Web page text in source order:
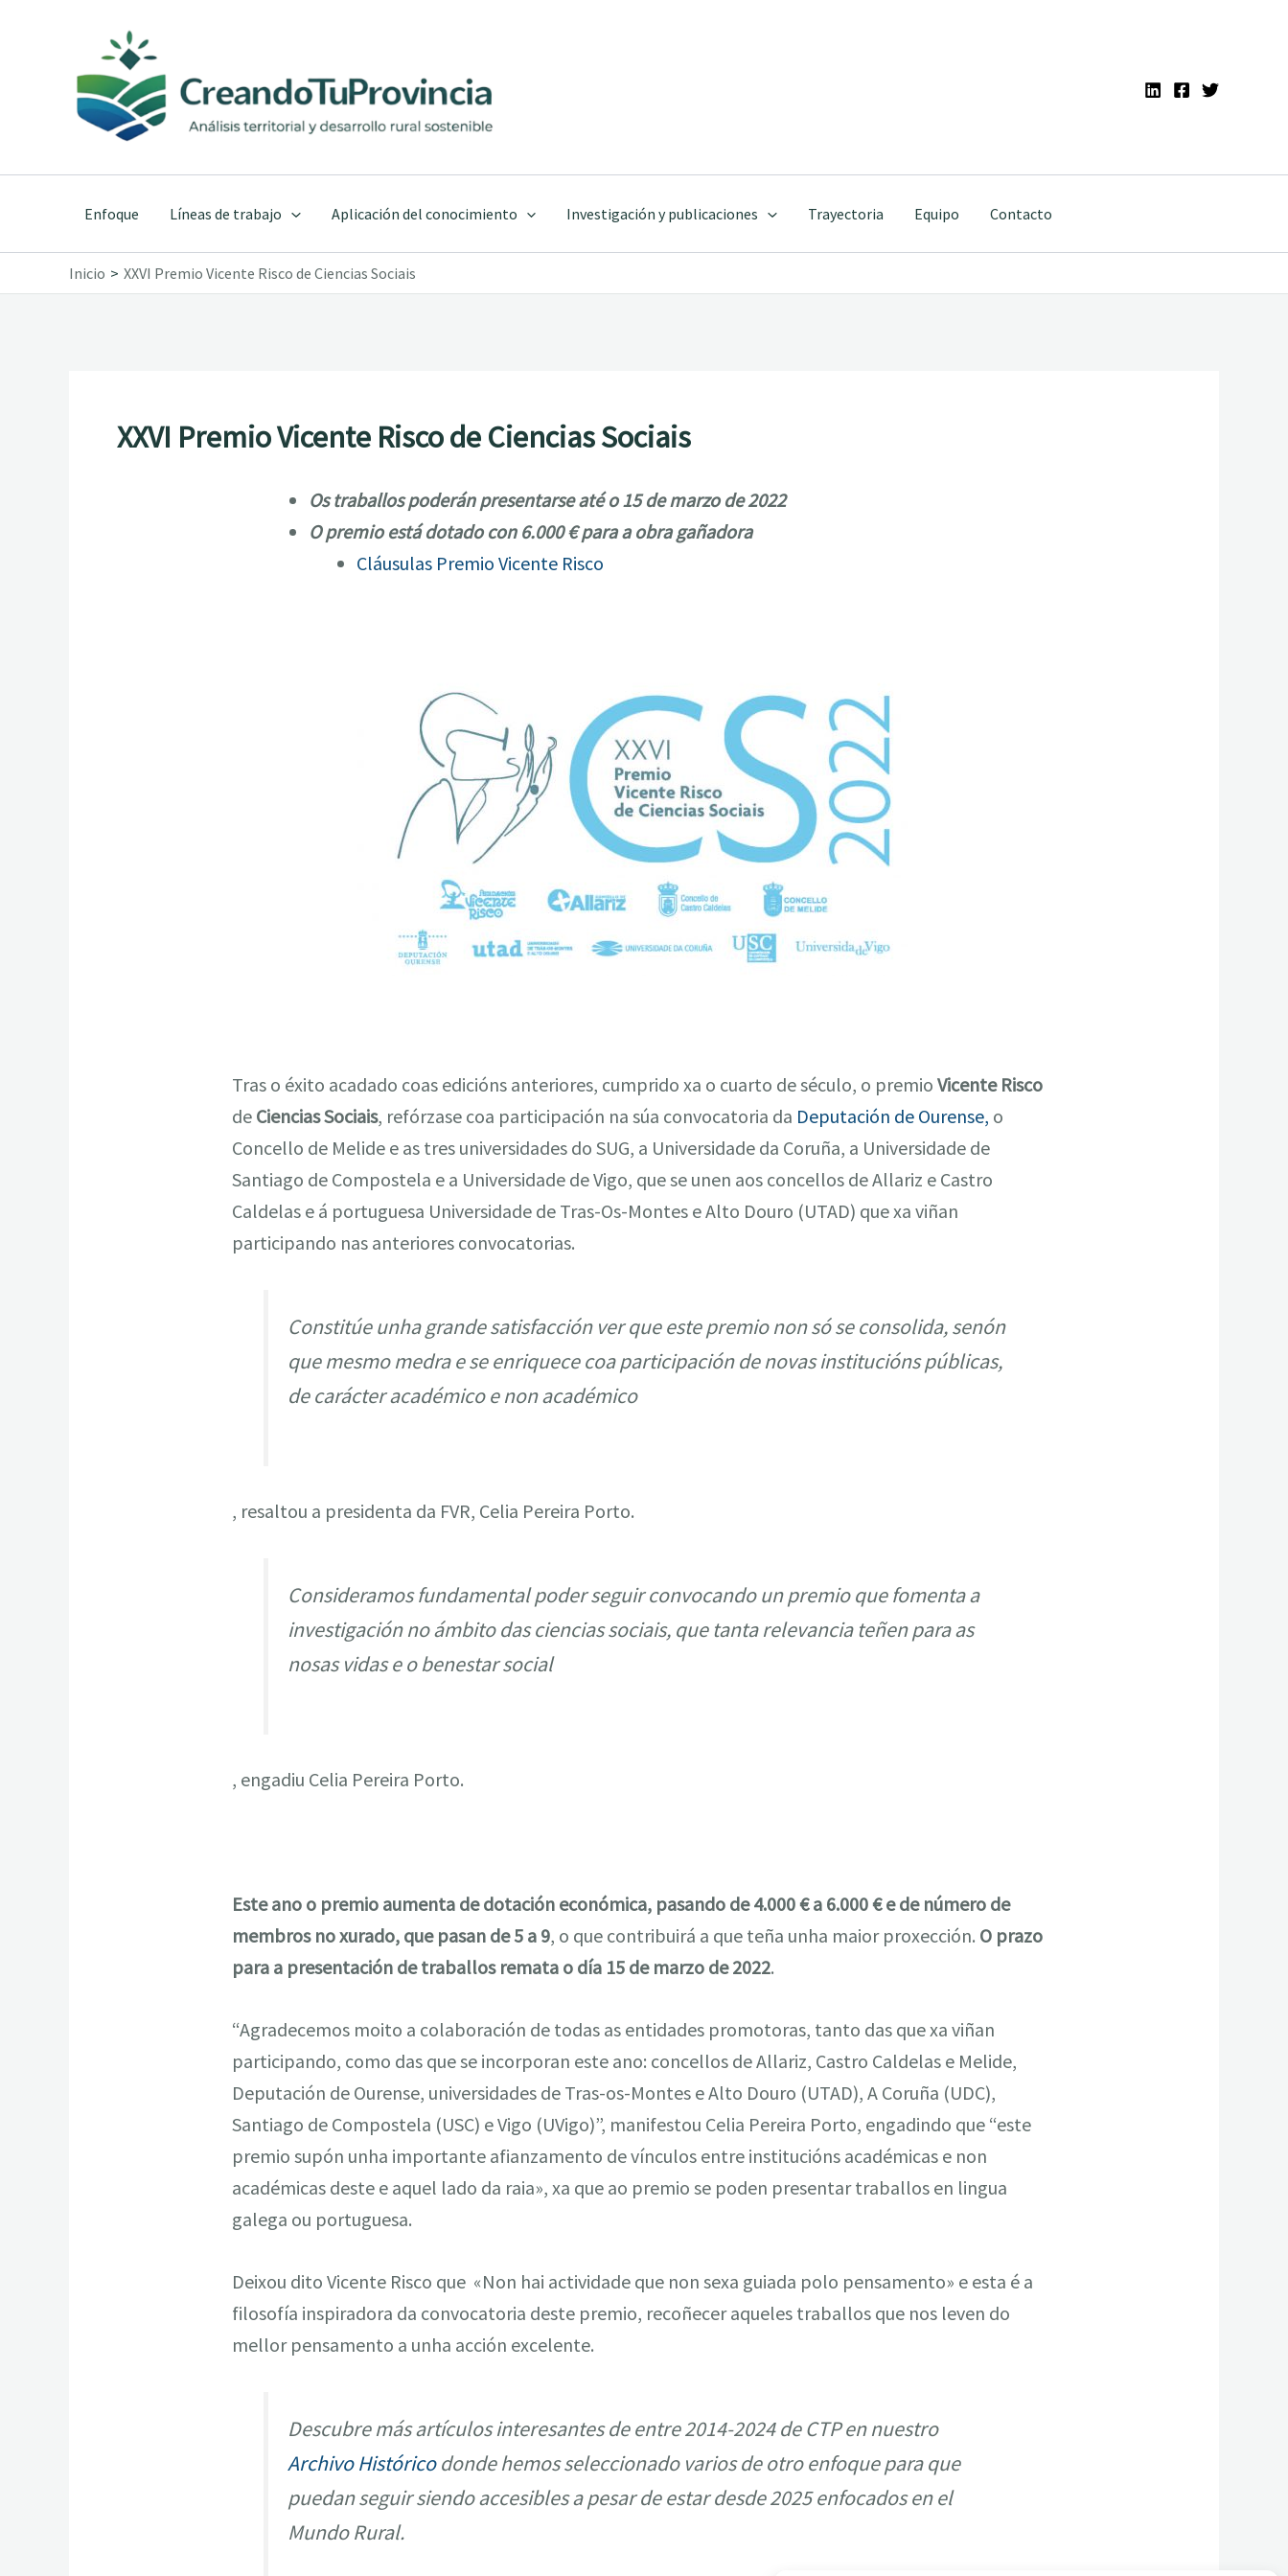
contenido
Enfoque Líneas de trabajo Aplicación del conocimiento Investigación y publicaciones Trayectoria Equipo Contacto
Inicio XXVI Premio Vicente Risco de Ciencias Sociais
XXVI Premio Vicente Risco de Ciencias Sociais
Os traballos poderán presentarse até o 15 de marzo de 2022
O premio está dotado con 6.000 € para a obra gañadora
Cláusulas Premio Vicente Risco
Tras o éxito acadado coas edicións anteriores, cumprido xa o cuarto de século, o premio Vicente Risco
de Ciencias Sociais, refórzase coa participación na súa convocatoria da Deputación de Ourense, o
Concello de Melide e as tres universidades do SUG, a Universidade da Coruña, a Universidade de
Santiago de Compostela e a Universidade de Vigo, que se unen aos concellos de Allariz e Castro
Caldelas e á portuguesa Universidade de Tras-Os-Montes e Alto Douro (UTAD) que xa viñan
participando nas anteriores convocatorias.
Constitúe unha grande satisfacción ver que este premio non só se consolida, senón
que mesmo medra e se enriquece coa participación de novas institucións públicas,
de carácter académico e non académico
, resaltou a presidenta da FVR, Celia Pereira Porto.
Consideramos fundamental poder seguir convocando un premio que fomenta a
investigación no ámbito das ciencias sociais, que tanta relevancia teñen para as
nosas vidas e o benestar social
, engadiu Celia Pereira Porto.
Este ano o premio aumenta de dotación económica, pasando de 4.000 € a 6.000 € e de número de
membros no xurado, que pasan de 5 a 9, o que contribuirá a que teña unha maior proxección. O prazo
para a presentación de traballos remata o día 15 de marzo de 2022.
“Agradecemos moito a colaboración de todas as entidades promotoras, tanto das que xa viñan
participando, como das que se incorporan este ano: concellos de Allariz, Castro Caldelas e Melide,
Deputación de Ourense, universidades de Tras-os-Montes e Alto Douro (UTAD), A Coruña (UDC),
Santiago de Compostela (USC) e Vigo (UVigo)”, manifestou Celia Pereira Porto, engadindo que “este
premio supón unha importante afianzamento de vínculos entre institucións académicas e non
académicas deste e aquel lado da raia», xa que ao premio se poden presentar traballos en lingua
galega ou portuguesa.
Deixou dito Vicente Risco que «Non hai actividade que non sexa guiada polo pensamento» e esta é a
filosofía inspiradora da convocatoria deste premio, recoñecer aqueles traballos que nos leven do
mellor pensamento a unha acción excelente.
Descubre más artículos interesantes de entre 2014-2024 de CTP en nuestro
Archivo Históricodonde hemos seleccionado varios de otro enfoque para que
puedan seguir siendo accesibles a pesar de estar desde 2025 enfocados en el
Mundo Rural.